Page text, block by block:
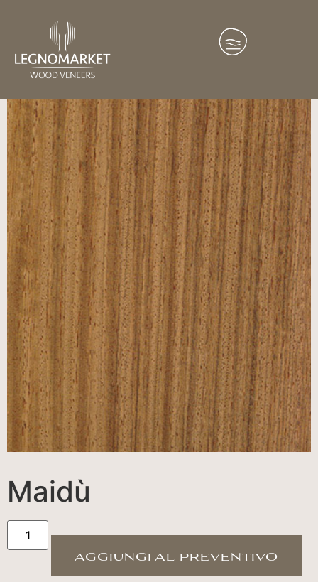
Maidù
aggiungi al preventivo